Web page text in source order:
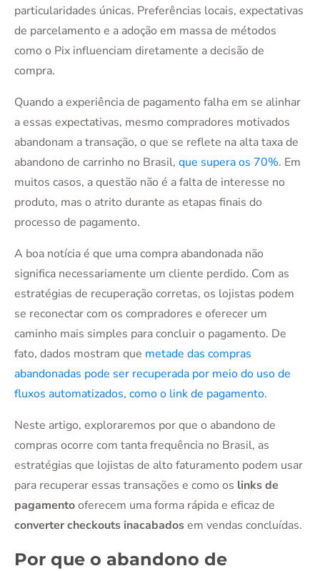
particularidades únicas. Preferências locais, expectativas
de parcelamento e a adoção em massa de métodos
como o Pix influenciam diretamente a decisão de
compra.
Quando a experiência de pagamento falha em se alinhar
a essas expectativas, mesmo compradores motivados
abandonam a transação, o que se reflete na alta taxa de
abandono de carrinho no Brasil, que supera os 70%. Em
muitos casos, a questão não é a falta de interesse no
produto, mas o atrito durante as etapas finais do
processo de pagamento.
A boa notícia é que uma compra abandonada não
significa necessariamente um cliente perdido. Com as
estratégias de recuperação corretas, os lojistas podem
se reconectar com os compradores e oferecer um
caminho mais simples para concluir o pagamento. De
fato, dados mostram que metade das compras
abandonadas pode ser recuperada por meio do uso de
fluxos automatizados, como o link de pagamento.
Neste artigo, exploraremos por que o abandono de
compras ocorre com tanta frequência no Brasil, as
estratégias que lojistas de alto faturamento podem usar
para recuperar essas transações e como os links de
pagamentooferecem uma forma rápida e eficaz de
converter checkouts inacabadosem vendas concluídas.
Por que o abandono de